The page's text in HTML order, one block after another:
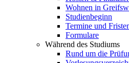
Wohnen in
Studienbeginn
Termine und
Formulare
Während des Studiums
Rund um die